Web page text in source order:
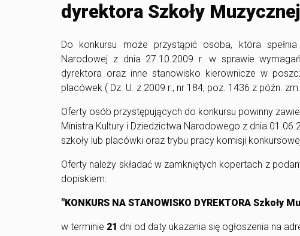
dyrektora Szkoły
Do konkursu może przystąpić osoba, która
Narodowej z dnia 27.10.2009 r. w sprawie
dyrektora oraz inne stanowisko kierownicze w
placówek ( Dz. U. z 2009 r., nr 184, poz. 1436 z późn.
Oferty osób przystępujących do konkursu powinny
Ministra Kultury i Dziedzictwa Narodowego z dnia
szkoły lub placówki oraz trybu pracy komisji
Oferty należy składać w zamkniętych kopertach z
dopiskiem:
"KONKURS NA STANOWISKO DYREKTORA Szkoły
w terminie 21 dni od daty ukazania się ogłoszenia na